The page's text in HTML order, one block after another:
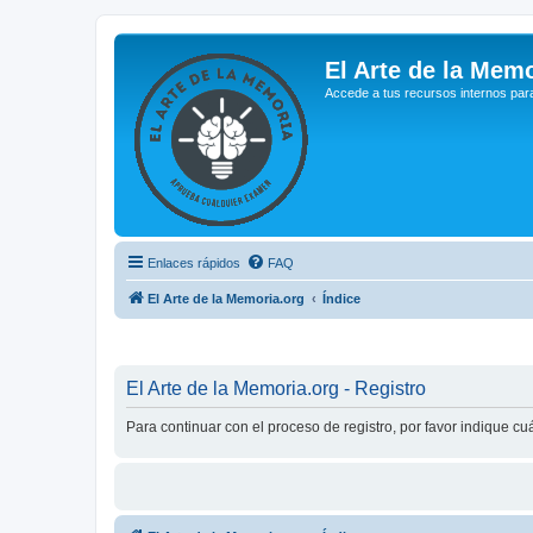
El Arte de la
Accede a tus recursos internos
Enlaces rápidos FAQ
El Arte de la Memoria.org Índice
El Arte de la Memoria.org - Registro
Para continuar con el proceso de registro, por favor indique